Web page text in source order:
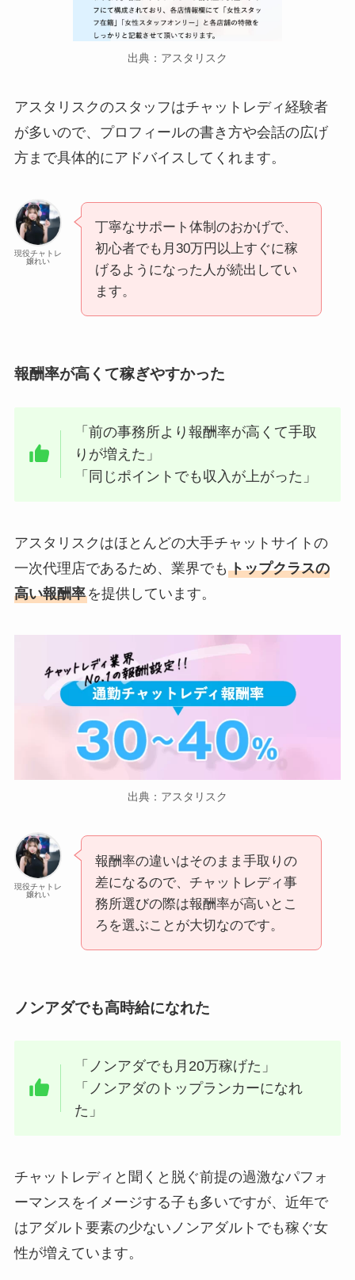
出典：アスタリスク
アスタリスクのスタッフはチャットレディ経験者
が多いので、プロフィールの書き方や会話の広げ
方まで具体的にアドバイスしてくれます。
現役チャトレ
嬢れい
丁寧なサポート体制のおかげで、
初心者でも月30万円以上すぐに稼
げるようになった人が続出してい
ます。
報酬率が高くて稼ぎやすかった
「前の事務所より報酬率が高くて手取
りが増えた」
「同じポイントでも収入が上がった」
アスタリスクはほとんどの大手チャットサイトの
一次代理店であるため、業界でも トップクラスの
高い報酬率を提供しています。
出典：アスタリスク
現役チャトレ
嬢れい
報酬率の違いはそのまま手取りの
差になるので、チャットレディ事
務所選びの際は報酬率が高いとこ
ろを選ぶことが大切なのです。
ノンアダでも高時給になれた
「ノンアダでも月20万稼げた」
「ノンアダのトップランカーになれ
た」
チャットレディと聞くと脱ぐ前提の過激なパフォ
ーマンスをイメージする子も多いですが、近年で
はアダルト要素の少ないノンアダルトでも稼ぐ女
性が増えています。